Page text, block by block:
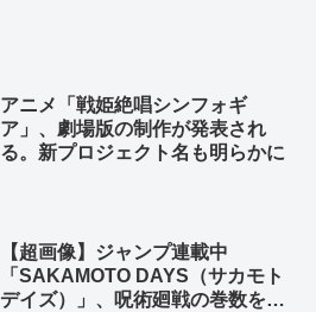
アニメ「戦姫絶唱シンフォギ
ア」、劇場版の制作が発表され
る。新プロジェクト名も明らかに
【超画像】ジャンプ連載中
「SAKAMOTO DAYS（サカモト
デイズ）」、呪術廻戦の巻数を抜